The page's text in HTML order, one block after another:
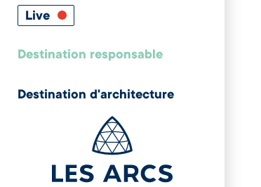
Live
Destination responsable
Destination d'architecture